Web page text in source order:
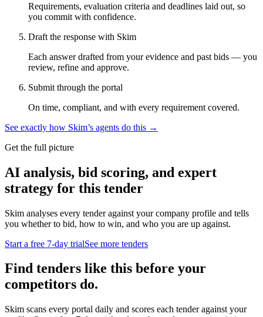
Requirements, evaluation criteria and deadlines laid out, so
you commit with confidence.
Draft the response with Skim
Each answer drafted from your evidence and past bids — you
review, refine and approve.
Submit through the portal
On time, compliant, and with every requirement covered.
See exactly how Skim’s agents do this →
Get the full picture
AI analysis, bid scoring, and expert
strategy for this tender
Skim analyses every tender against your company profile and tells
you whether to bid, how to win, and who you are up against.
Start a free 7-day trialSee more tenders
Find tenders like this before your
competitors do.
Skim scans every portal daily and scores each tender against your